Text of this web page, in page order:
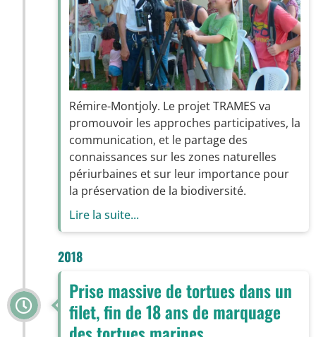
Rémire-Montjoly. Le projet TRAMES va
promouvoir les approches participatives, la
communication, et le partage des
connaissances sur les zones naturelles
périurbaines et sur leur importance pour
la préservation de la biodiversité.
Lire la suite...
2018
Prise massive de tortues dans un
filet, fin de 18 ans de marquage